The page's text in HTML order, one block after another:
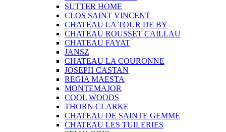
SUTTER HOME
CLOS SAINT VINCENT
CHATEAU LA TOUR DE BY
CHATEAU ROUSSET CAILLAU
CHATEAU FAYAT
JANSZ
CHATEAU LA COURONNE
JOSEPH CASTAN
REGIA MAESTA
MONTEMAJOR
COOL WOODS
THORN CLARKE
CHATEAU DE SAINTE GEMME
CHATEAU LES TUILERIES